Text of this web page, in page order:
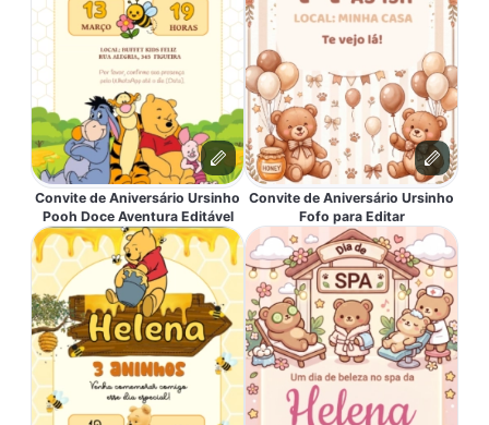
Convite de Aniversário Ursinho
Pooh Doce Aventura Editável
Convite de Aniversário Ursinho
Fofo para Editar